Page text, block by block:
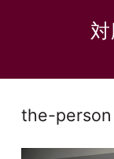
the-person